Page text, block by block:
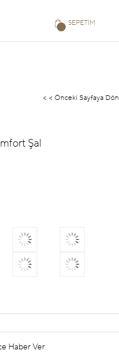
SEPETIM
< < Önceki Sayfaya Dön
Şal
Haber Ver